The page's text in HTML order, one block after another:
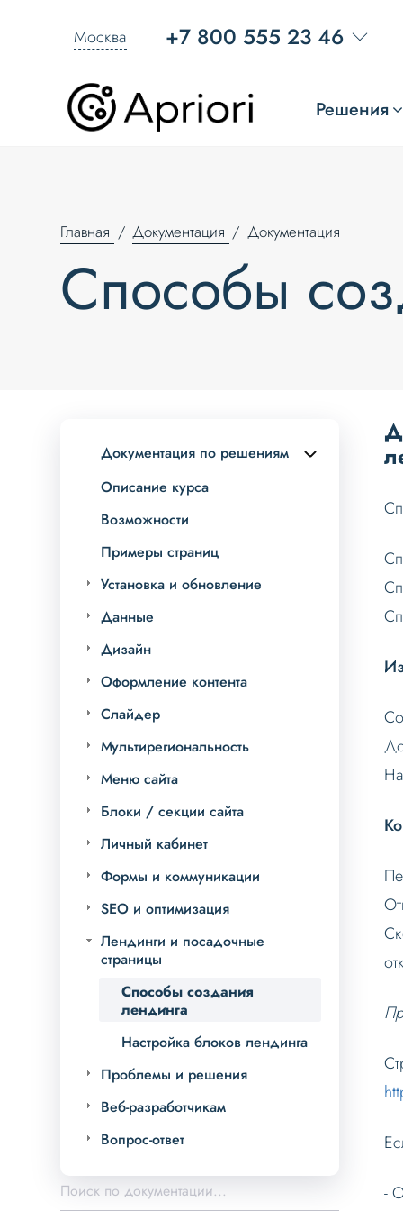
Москва +7 800 555 23 46
Решения
Главная Документация Документация
Способы
Документация по решениям
Описание курса
Возможности
Примеры страниц
Установка и обновление
Данные
Дизайн
Оформление контента
Слайдер
Мультирегиональность
Меню сайта
Блоки / секции сайта
Личный кабинет
Формы и коммуникации
SEO и оптимизация
Лендинги и посадочные
страницы
Способы создания
лендинга
Настройка блоков лендинга
Проблемы и решения
Веб-разработчикам
Вопрос-ответ
-